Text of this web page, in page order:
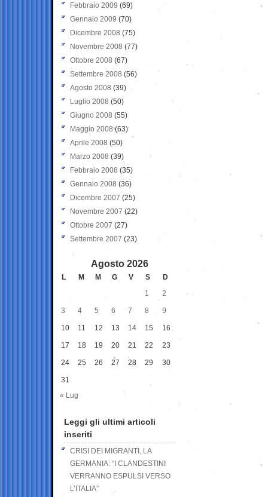
Febbraio 2009 (69)
Gennaio 2009 (70)
Dicembre 2008 (75)
Novembre 2008 (77)
Ottobre 2008 (67)
Settembre 2008 (56)
Agosto 2008 (39)
Luglio 2008 (50)
Giugno 2008 (55)
Maggio 2008(63)
Aprile 2008 (50)
Marzo 2008 (39)
Febbraio 2008 (35)
Gennaio 2008 (36)
Dicembre 2007 (25)
Novembre 2007 (22)
Ottobre 2007 (27)
Settembre 2007 (23)
Agosto 2026
L M M G V S
D
1
2
3 4 5 6 7 8 9
10 11 12 13 14 15 16
17 18 19 20 21 22 23
24 25 26 27 28 29 30
31
« Lug
Leggi gli ultimi articoli
inseriti
CRISI DEI MIGRANTI, LA
GERMANIA: “I CLANDESTINI
VERRANNO ESPULSI VERSO
L’ITALIA”